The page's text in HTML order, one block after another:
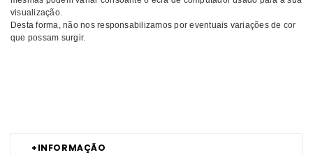
+INFORMAÇÃO
visualização.
Desta forma, não nos responsabilizamos por eventuais variações de cor
que possam surgir.